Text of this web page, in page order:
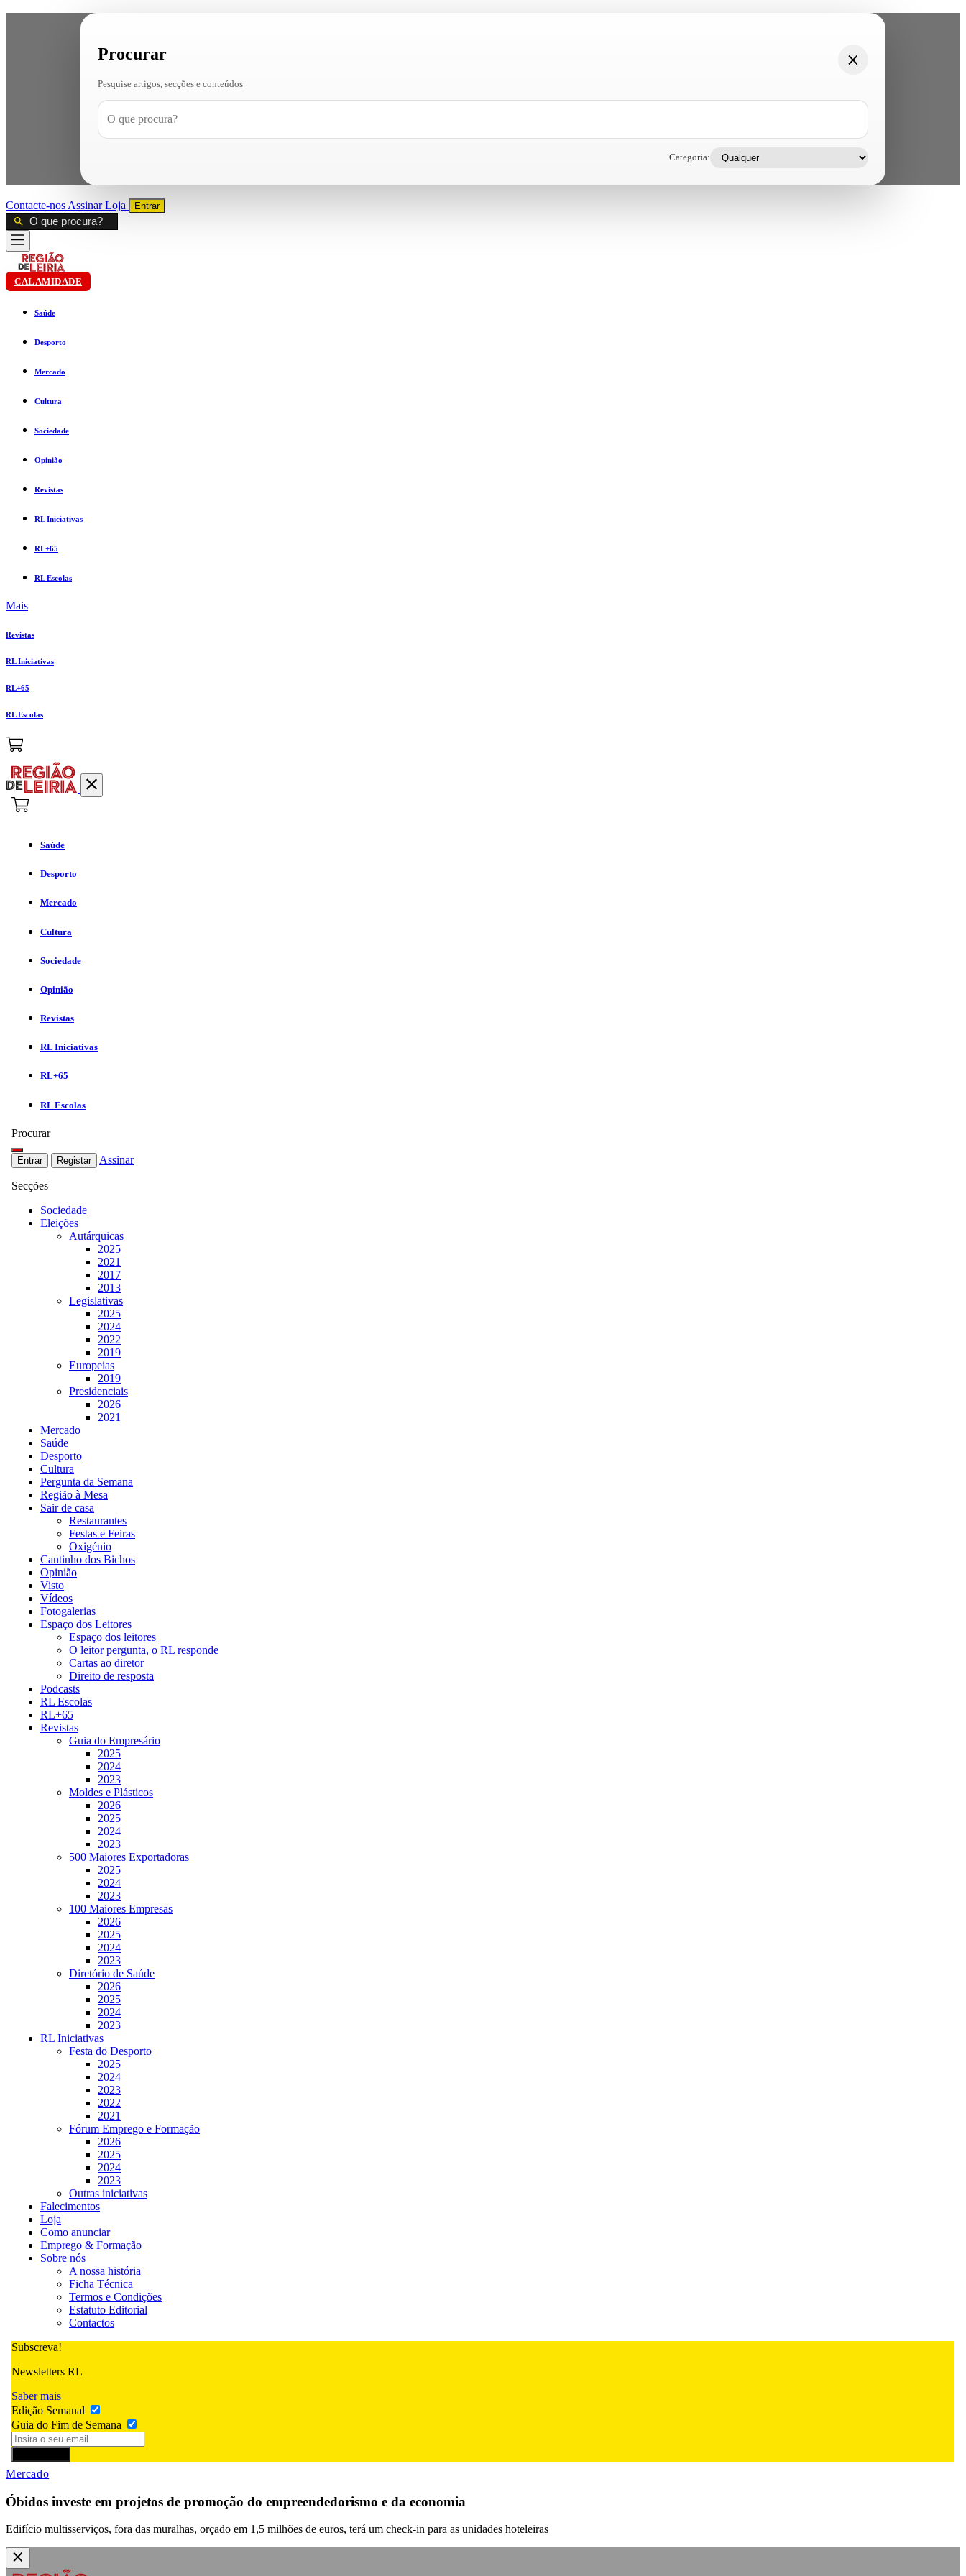
Procurar
Pesquise artigos, secções e conteúdos
Categoria:
Contacte-nos AssinarLoja Entrar
CALAMIDADE
Saúde
Desporto
Mercado
Cultura
Sociedade
Opinião
Revistas
RL Iniciativas
RL+65
RL Escolas
Mais
Revistas
RL Iniciativas
RL+65
RL Escolas
Saúde
Desporto
Mercado
Cultura
Sociedade
Opinião
Revistas
RL Iniciativas
RL+65
RL Escolas
Procurar
Entrar Registar Assinar
Secções
Sociedade
Eleições
Autárquicas
2025
2021
2017
2013
Legislativas
2025
2024
2022
2019
Europeias
2019
Presidenciais
2026
2021
Mercado
Saúde
Desporto
Cultura
Pergunta da Semana
Região à Mesa
Sair de casa
Restaurantes
Festas e Feiras
Oxigénio
Cantinho dos Bichos
Opinião
Visto
Vídeos
Fotogalerias
Espaço dos Leitores
Espaço dos leitores
O leitor pergunta, o RL responde
Cartas ao diretor
Direito de resposta
Podcasts
RL Escolas
RL+65
Revistas
Guia do Empresário
2025
2024
2023
Moldes e Plásticos
2026
2025
2024
2023
500 Maiores Exportadoras
2025
2024
2023
100 Maiores Empresas
2026
2025
2024
2023
Diretório de Saúde
2026
2025
2024
2023
RL Iniciativas
Festa do Desporto
2025
2024
2023
2022
2021
Fórum Emprego e Formação
2026
2025
2024
2023
Outras iniciativas
Falecimentos
Loja
Como anunciar
Emprego & Formação
Sobre nós
A nossa história
Ficha Técnica
Termos e Condições
Estatuto Editorial
Contactos
Subscreva!
Newsletters RL
Saber mais
Edição Semanal
Guia do Fim de Semana
Mercado
Óbidos investe em projetos de promoção do empreendedorismo e da economia
Edifício multisserviços, fora das muralhas, orçado em 1,5 milhões de euros, terá um check-in para as unidades hoteleiras